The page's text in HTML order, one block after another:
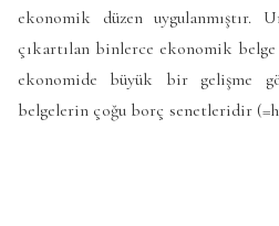
ekonomik düzen uygulanmıştır.
çıkartılan binlerce ekonomik
ekonomide büyük bir gelişme
belgelerin çoğu borç senetleridir